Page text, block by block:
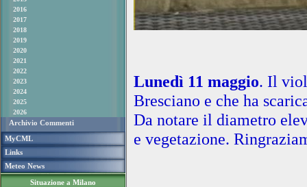
2016
2017
2018
2019
2020
2021
2022
2023
2024
2025
2026
Archivio Commenti
MyCML
Links
Meteo News
Situazione a Milano
Lunedì 11 maggio. Il
Bresciano e che ha
Da notare il diametro
e vegetazione.